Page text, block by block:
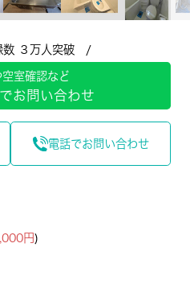
３万人突破 /
空室確認など
お問い合わせ
電話でお問い合わせ
円)